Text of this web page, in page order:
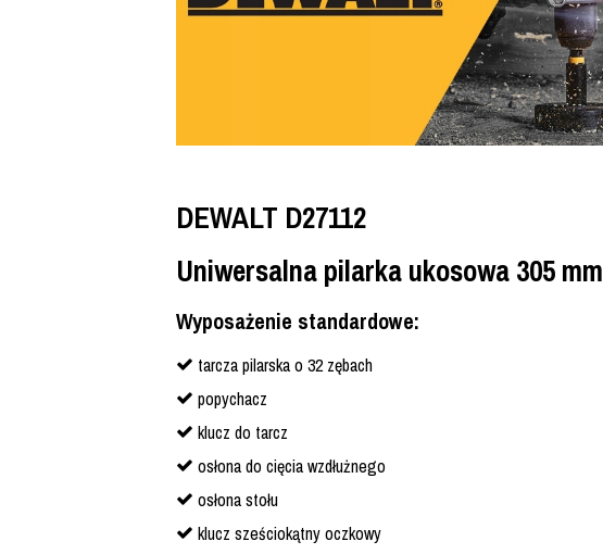
DEWALT D27112
Uniwersalna pilarka ukosowa 305 mm
Wyposażenie standardowe:
tarcza pilarska o 32 zębach
popychacz
klucz do tarcz
osłona do cięcia wzdłużnego
osłona stołu
klucz sześciokątny oczkowy